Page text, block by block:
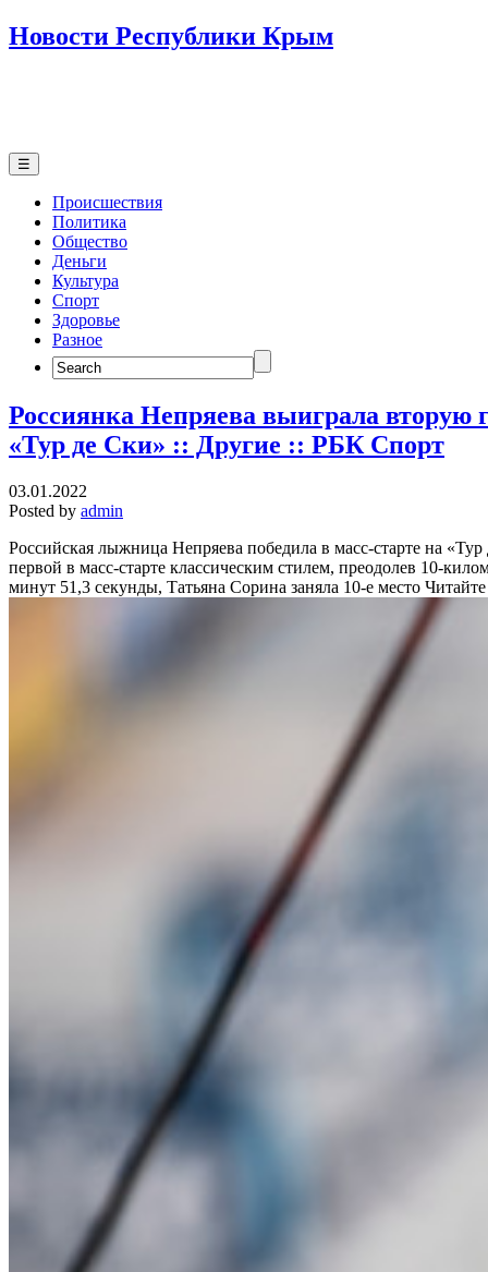
Новости Республики Крым
☰
Происшествия
Политика
Общество
Деньги
Культура
Спорт
Здоровье
Разное
Search
for:
Россиянка Непряева выиграла вторую
«Тур де Ски» :: Другие :: РБК Спорт
03.01.2022
Posted by admin
Российская лыжница Непряева победила в масс-старте на
первой в масс-старте классическим стилем, преодолев 10-
минут 51,3 секунды, Татьяна Сорина заняла 10-е место